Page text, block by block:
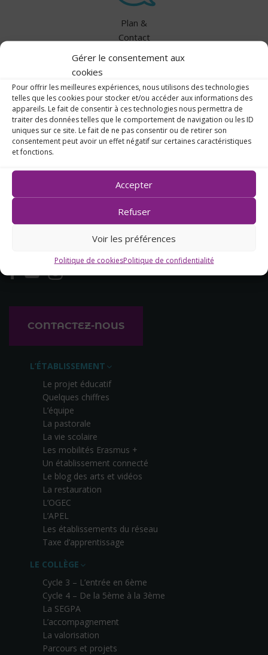
Gérer le consentement aux
cookies
Pour offrir les meilleures expériences, nous utilisons des technologies
telles que les cookies pour stocker et/ou accéder aux informations des
appareils. Le fait de consentir à ces technologies nous permettra de
traiter des données telles que le comportement de navigation ou les ID
uniques sur ce site. Le fait de ne pas consentir ou de retirer son
consentement peut avoir un effet négatif sur certaines caractéristiques
et fonctions.
Accepter
Refuser
Voir les préférences
Politique de cookiesPolitique de confidentialité
Plan &
Contact
14, rue des Capucins
CONTACTEZ-NOUS
L’ÉTABLISSEMENT
Le projet éducatif
Quelques chiffres
L’équipe
La pastorale
La vie scolaire
Les mobilités Erasmus +
Un établissement connecté
Le blog des arts et vidéos
La restauration
L’OGEC
L’APEL
Les établissements du réseau
Taxe d’apprentissage
LE COLLÈGE
Cycle 3 – L’entrée en 6ème
Cycle 4 – De la 5ème à la 3ème
La SEGPA
L’accompagnement
La valorisation
Parcours et projets